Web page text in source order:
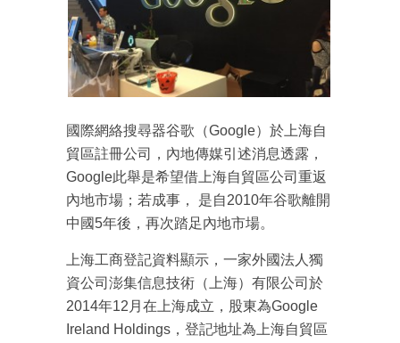
國際網絡搜尋器谷歌（Google）於上海自
貿區註冊公司，內地傳媒引述消息透露，
Google此舉是希望借上海自貿區公司重返
內地市場；若成事， 是自2010年谷歌離開
中國5年後，再次踏足內地市場。
上海工商登記資料顯示，一家外國法人獨
資公司澎集信息技術（上海）有限公司於
2014年12月在上海成立，股東為Google
Ireland Holdings，登記地址為上海自貿區